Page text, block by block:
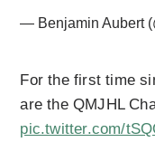
— Benjamin Aubert
For the first time
are the QMJHL
pic.twitter.com/